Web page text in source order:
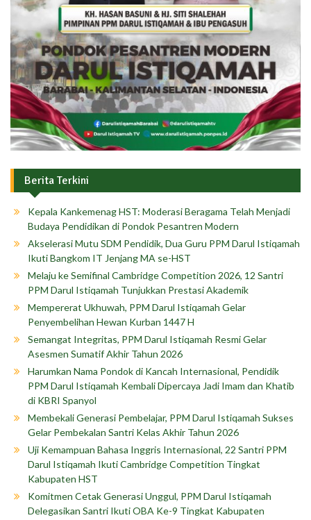
Berita Terkini
Kepala Kankemenag HST: Moderasi Beragama Telah Menjadi
Budaya Pendidikan di Pondok Pesantren Modern
Akselerasi Mutu SDM Pendidik, Dua Guru PPM Darul Istiqamah
Ikuti Bangkom IT Jenjang MA se-HST
Melaju ke Semifinal Cambridge Competition 2026, 12 Santri
PPM Darul Istiqamah Tunjukkan Prestasi Akademik
Mempererat Ukhuwah, PPM Darul Istiqamah Gelar
Penyembelihan Hewan Kurban 1447 H
Semangat Integritas, PPM Darul Istiqamah Resmi Gelar
Asesmen Sumatif Akhir Tahun 2026
Harumkan Nama Pondok di Kancah Internasional, Pendidik
PPM Darul Istiqamah Kembali Dipercaya Jadi Imam dan Khatib
di KBRI Spanyol
Membekali Generasi Pembelajar, PPM Darul Istiqamah Sukses
Gelar Pembekalan Santri Kelas Akhir Tahun 2026
Uji Kemampuan Bahasa Inggris Internasional, 22 Santri PPM
Darul Istiqamah Ikuti Cambridge Competition Tingkat
Kabupaten HST
Komitmen Cetak Generasi Unggul, PPM Darul Istiqamah
Delegasikan Santri Ikuti OBA Ke-9 Tingkat Kabupaten